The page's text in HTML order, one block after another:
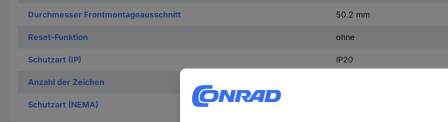
Durchmesser Frontmontageausschnitt 50.2 mm
Reset-Funktion ohne
Schutzart (IP) IP20
Anzahl der Zeichen
Schutzart (NEMA)